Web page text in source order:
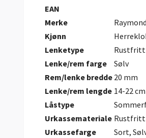
EAN
Merke
Kjønn
Lenketype
Rustfritt
Lenke/rem farge
Sølv
Rem/lenke bredde 20 mm
Lenke/rem lengde 14-22 cm
Låstype
Urkassemateriale
Urkassefarge
Sort,